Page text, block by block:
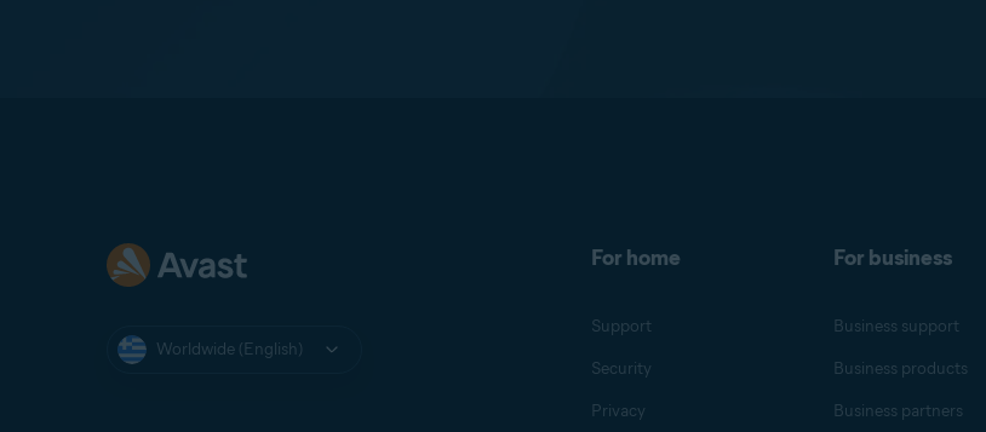
Worldwide (English)
For home
Support
Security
Privacy
For business
Business support
Business products
Business partners